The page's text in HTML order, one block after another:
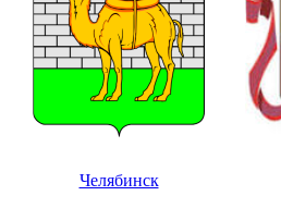
Челябинск